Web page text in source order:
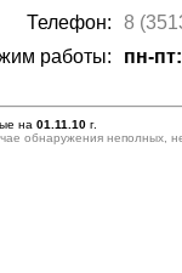
Телефон:
8
работы:
пн-
на 01.11.10 г.
обнаружения неполных,